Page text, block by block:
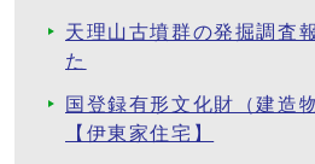
天理山古墳群の発掘調査
た
国登録有形文化財（建造
【伊東家住宅】